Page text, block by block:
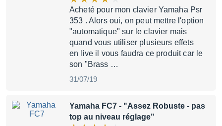
Acheté pour mon clavier Yamaha Psr
353 . Alors oui, on peut mettre l'option
"automatique" sur le clavier mais
quand vous utiliser plusieurs effets
en live il vous faudra ce produit car le
son "Brass …
31/07/19
Yamaha FC7 - "Assez Robuste - pas
top au niveau réglage"